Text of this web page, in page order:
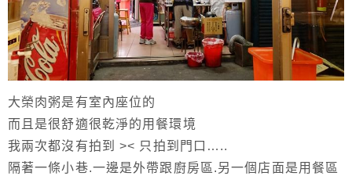
大榮肉粥是有室內座位的
而且是很舒適很乾淨的用餐環境
我兩次都沒有拍到 >< 只拍到門口…..
隔著一條小巷.一邊是外帶跟廚房區.另一個店面是用餐區